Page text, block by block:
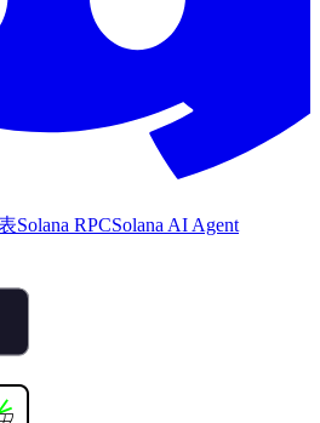
Solana RPCSolana AI Agent